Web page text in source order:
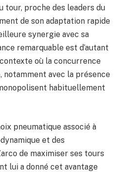
tour, proche des leaders du
de son adaptation rapide
synergie avec sa
remarquable est d’autant
où la concurrence
avec la présence
habituellement
pneumatique associé à
et des
de maximiser ses tours
lui a donné cet avantage